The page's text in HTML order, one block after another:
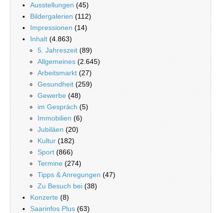
Ausstellungen (45)
Bildergalerien (112)
Impressionen (14)
Inhalt (4.863)
5. Jahreszeit (89)
Allgemeines (2.645)
Arbeitsmarkt (27)
Gesundheit (259)
Gewerbe (48)
im Gespräch (5)
Immobilien (6)
Jubiläen (20)
Kultur (182)
Sport (866)
Termine (274)
Tipps & Anregungen (47)
Zu Besuch bei (38)
Konzerte (8)
Saarinfos Plus (63)